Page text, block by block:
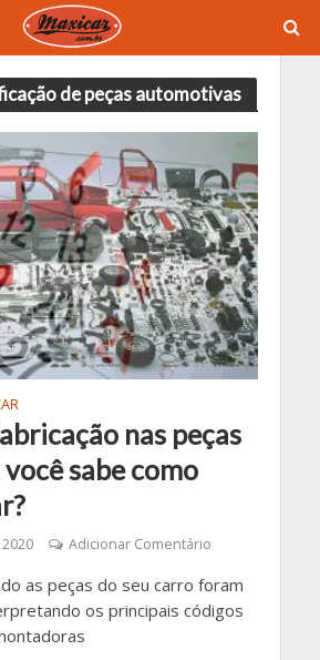
de peças automotivas
nas peças
sabe como
Adicionar Comentário
as peças do seu carro foram
os principais códigos